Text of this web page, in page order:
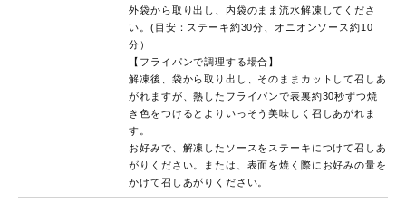
外袋から取り出し、内袋のまま流水解凍してくださ
い。(目安：ステーキ約30分、オニオンソース約10
分）
【フライパンで調理する場合】
解凍後、袋から取り出し、そのままカットして召しあ
がれますが、熱したフライパンで表裏約30秒ずつ焼
き色をつけるとよりいっそう美味しく召しあがれま
す。
お好みで、解凍したソースをステーキにつけて召しあ
がりください。または、表面を焼く際にお好みの量を
かけて召しあがりください。